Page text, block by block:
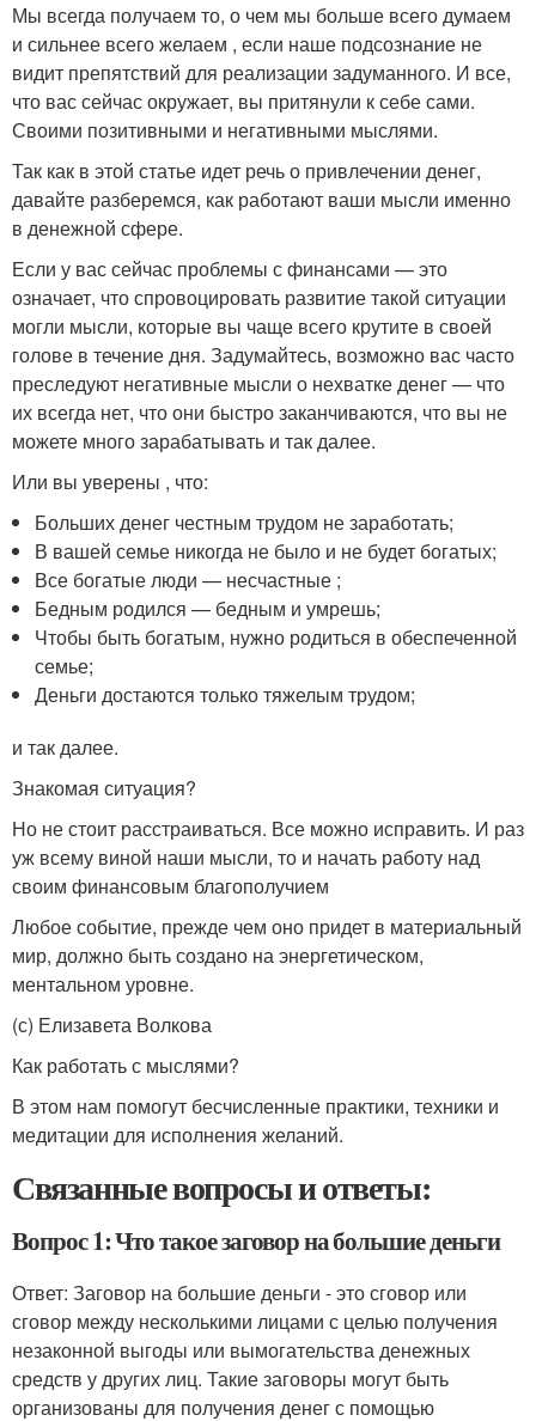
Мы всегда получаем то, о чем мы больше всего думаем
и сильнее всего желаем , если наше подсознание не
видит препятствий для реализации задуманного. И все,
что вас сейчас окружает, вы притянули к себе сами.
Своими позитивными и негативными мыслями.
Так как в этой статье идет речь о привлечении денег,
давайте разберемся, как работают ваши мысли именно
в денежной сфере.
Если у вас сейчас проблемы с финансами — это
означает, что спровоцировать развитие такой ситуации
могли мысли, которые вы чаще всего крутите в своей
голове в течение дня. Задумайтесь, возможно вас часто
преследуют негативные мысли о нехватке денег — что
их всегда нет, что они быстро заканчиваются, что вы не
можете много зарабатывать и так далее.
Или вы уверены , что:
Больших денег честным трудом не заработать;
В вашей семье никогда не было и не будет богатых;
Все богатые люди — несчастные ;
Бедным родился — бедным и умрешь;
Чтобы быть богатым, нужно родиться в обеспеченной
семье;
Деньги достаются только тяжелым трудом;
и так далее.
Знакомая ситуация?
Но не стоит расстраиваться. Все можно исправить. И раз
уж всему виной наши мысли, то и начать работу над
своим финансовым благополучием
Любое событие, прежде чем оно придет в материальный
мир, должно быть создано на энергетическом,
ментальном уровне.
(с) Елизавета Волкова
Как работать с мыслями?
В этом нам помогут бесчисленные практики, техники и
медитации для исполнения желаний.
Связанные вопросы и ответы:
Вопрос 1: Что такое заговор на большие деньги
Ответ: Заговор на большие деньги - это сговор или
сговор между несколькими лицами с целью получения
незаконной выгоды или вымогательства денежных
средств у других лиц. Такие заговоры могут быть
организованы для получения денег с помощью